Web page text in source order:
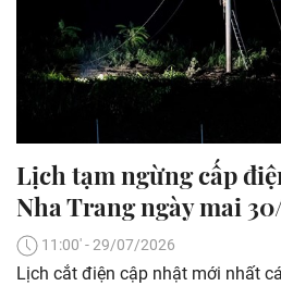
Lịch tạm ngừng cấp
Nha Trang ngày mai
11:00' - 29/07/2026
Lịch cắt điện cập nhật mới nhất